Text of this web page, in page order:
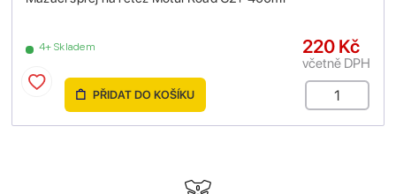
4+ Skladem 220 Kč
včetně DPH
PŘIDAT DO KOŠÍKU